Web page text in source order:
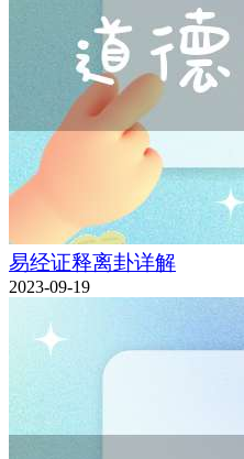
易经证释离卦详解
2023-09-19